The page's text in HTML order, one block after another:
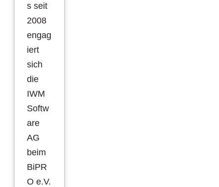
s seit
2008
engag
iert
sich
die
IWM
Softw
are
AG
beim
BiPR
O e.V.